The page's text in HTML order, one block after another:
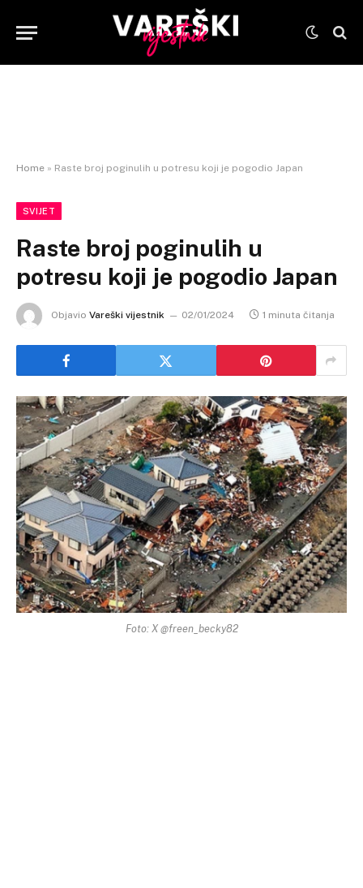
Home » Raste broj poginulih u potresu koji je pogodio Japan
SVIJET
Raste broj poginulih u
potresu koji je pogodio Japan
Objavio Vareški vijestnik 02/01/2024 1 minuta čitanja
Foto: X @freen_becky82